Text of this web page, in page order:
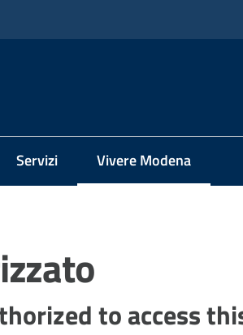
Servizi Vivere Modena
Menu selezionato
to access